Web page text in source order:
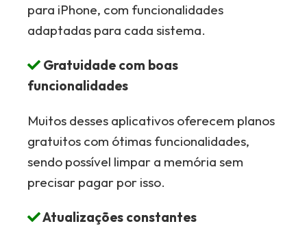
para iPhone, com funcionalidades
adaptadas para cada sistema.
Gratuidade com boas
funcionalidades
Muitos desses aplicativos oferecem planos
gratuitos com ótimas funcionalidades,
sendo possível limpar a memória sem
precisar pagar por isso.
Atualizações constantes